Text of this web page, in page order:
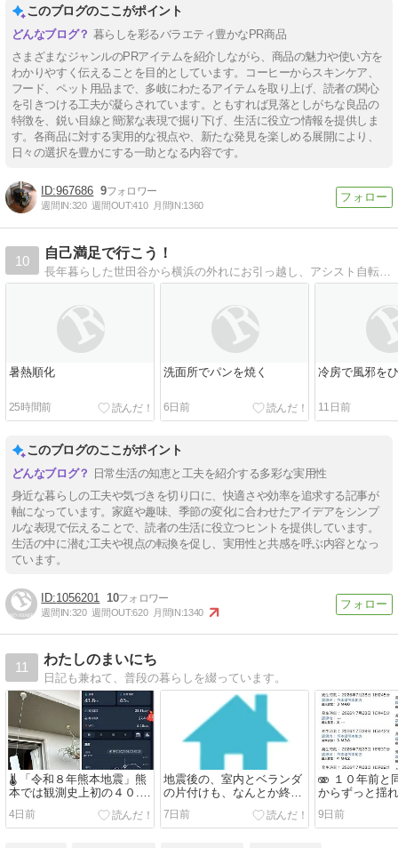
このブログのここがポイント
暮らしを彩るバラエティ豊かなPR商品
さまざまなジャンルのPRアイテムを紹介しながら、商品の魅力や使い方を
わかりやすく伝えることを目的としています。コーヒーからスキンケア、
フード、ペット用品まで、多岐にわたるアイテムを取り上げ、読者の関心
を引きつける工夫が凝らされています。ともすれば見落としがちな良品の
特徴を、鋭い目線と簡潔な表現で掘り下げ、生活に役立つ情報を提供しま
す。各商品に対する実用的な視点や、新たな発見を楽しめる展開により、
日々の選択を豊かにする一助となる内容です。
967686 9
週間IN:320 週間OUT:410 月間IN:1360
10
自己満足で行こう！
長年暮らした世田谷から横浜の外れにお引っ越し、アシスト自転車に乗って買い物してます。
暑熱順化
25時間前
洗面所でパンを焼く
6日前
冷房で風邪を
11日前
このブログのここがポイント
日常生活の知恵と工夫を紹介する多彩な実用性
身近な暮らしの工夫や気づきを切り口に、快適さや効率を追求する記事が
軸になっています。家庭や趣味、季節の変化に合わせたアイデアをシンプ
ルな表現で伝えることで、読者の生活に役立つヒントを提供しています。
生活の中に潜む工夫や視点の転換を促し、実用性と共感を呼ぶ内容となっ
ています。
1056201 10
週間IN:320 週間OUT:620 月間IN:1340
11
わたしのまいにち
日記も兼ねて、普段の暮らしを綴っています。
🌡️ 「令和８年熊本地震」熊
本では観測史上初の４０.
３℃の酷暑日を記録。🥵
4日前
地震後の、室内とベランダ
の片付けも、なんとか終わ
りつつあります...
7日前
🫨 １０年前と
からずっと揺
す「令和８年
9日前